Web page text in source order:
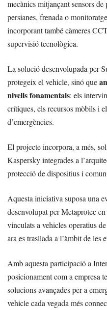
mecànics mitjançant sensors
persianes, frenada o
incorporant també càmeres
supervisió tecnològica.
La solució desenvolupada per
protegeix el vehicle, sinó que
nivells fonamentals: els
crítiques, els recursos mòbils i
d’emergències.
El projecte incorpora, a més,
Kaspersky integrades a
protecció de dispositius i
Aquesta iniciativa suposa una
desenvolupat per Metaprotec
vinculats a vehicles operatius
ara es trasllada a l’àmbit de
Amb aquesta participació a
posicionament com a empresa
solucions avançades per a
vehicle cada vegada més